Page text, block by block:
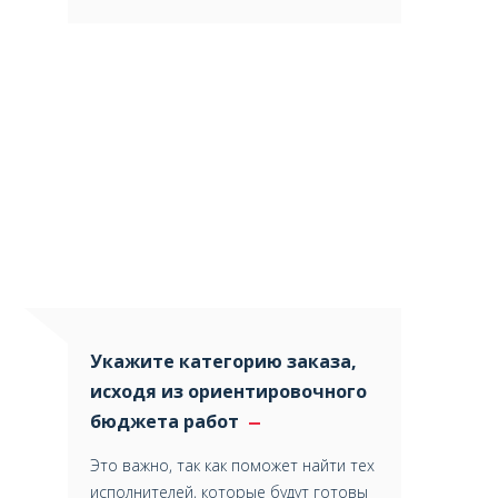
Укажите категорию заказа,
исходя из ориентировочного
бюджета работ
Это важно, так как поможет найти тех
исполнителей, которые будут готовы